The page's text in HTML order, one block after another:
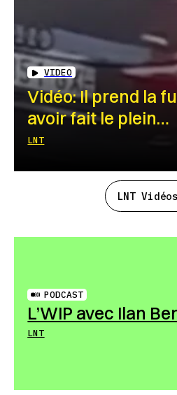
VIDEO
Vidéo: Il prend la
avoir fait le plein…
LNT
LNT Vidéos
PODCAST
L’WIP avec Ilan
LNT